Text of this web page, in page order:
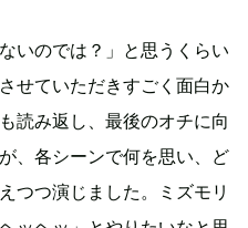
いのでは？」と思うくらい
せていただきすごく面白か
読み返し、最後のオチに向
、各シーンで何を思い、ど
つつ演じました。ミズモリ